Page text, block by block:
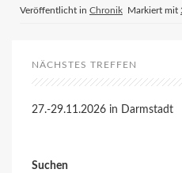
Veröffentlicht in Chronik Markiert mit
NÄCHSTES TREFFEN
27.-29.11.2026 in Darmstadt
Suchen